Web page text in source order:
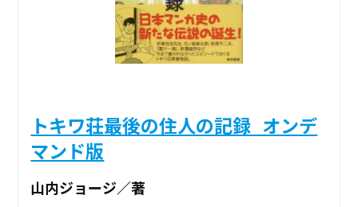
トキワ荘最後の住人の記録_オンデ
マンド版
山内ジョージ／著